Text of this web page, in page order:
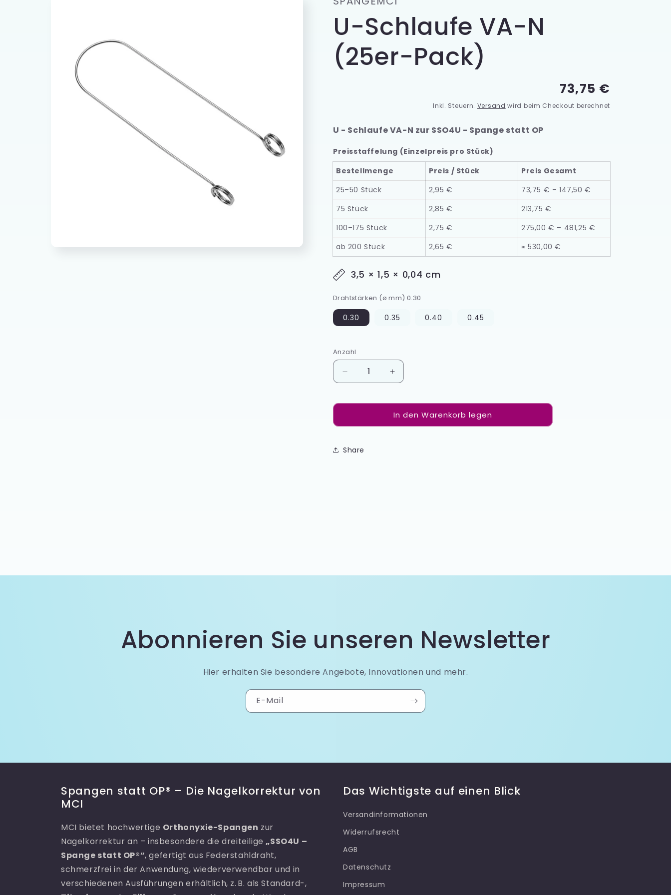
n
U-Schlaufe VA-N
(25er-Pack)
Normaler
Preis
73,75 €
Inkl. Steuern. Versand wird beim Checkout berechnet
U - Schlaufe VA-N zur SSO4U - Spange statt OP
Preisstaffelung (Einzelpreis pro Stück)
Bestellmenge
Preis / Stück
Preis Gesamt
25–50 Stück
2,95 €
73,75 € – 147,50 €
75 Stück
2,85 €
213,75 €
100–175 Stück
2,75 €
275,00 € – 481,25 €
ab 200 Stück
2,65 € ≥ 530,00 €
3,5 × 1,5 × 0,04 cm
Drahtstärken (ø mm) 0.30
0.30 0.35 0.40 0.45
Anzahl
Anzahl
Verringere
die
Schlaufe
N
Erhöhe
die
U-
Schlaufe
In den Warenkorb legen
Share
Abonnieren Sie unseren Newsletter
Hier erhalten Sie besondere Angebote, Innovationen und mehr.
E-Mail
Spangen statt OP® – Die Nagelkorrektur von
MCI
MCI bietet hochwertige Orthonyxie-Spangen zur
Nagelkorrektur an – insbesondere die dreiteilige„SSO4U –
Spange statt OP®“, gefertigt aus Federstahldraht,
schmerzfrei in der Anwendung, wiederverwendbar und in
verschiedenen Ausführungen erhältlich, z. B. als Standard-,
Das Wichtigste auf einen Blick
Versandinformationen
Widerrufsrecht
AGB
Datenschutz
Impressum